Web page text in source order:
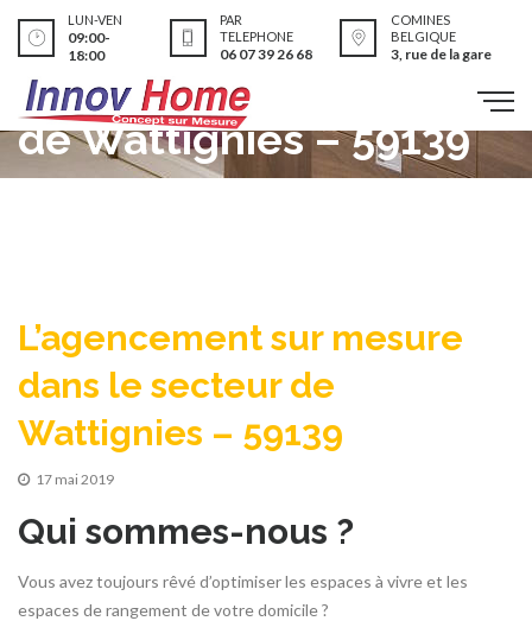
LUN-VEN
09:00-
18:00
PAR
TELEPHONE
06 07 39 26 68
COMINES
BELGIQUE
3, rue de la gare
L’agencement sur
mesure dans le secteur
de Wattignies – 59139
L’agencement sur mesure
dans le secteur de
Wattignies – 59139
17 mai 2019
Qui sommes-nous ?
Vous avez toujours rêvé d’optimiser les espaces à vivre et les
espaces de rangement de votre domicile ?